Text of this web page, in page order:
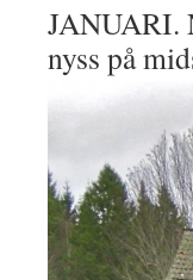
JANUARI.
nyss på